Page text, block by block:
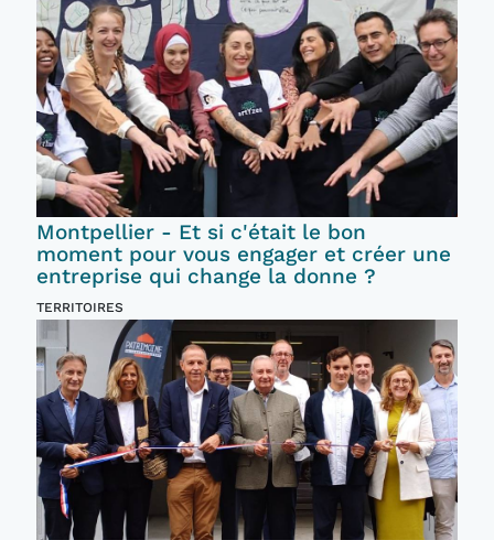
Montpellier - Et si c'était le bon
moment pour vous engager et créer une
entreprise qui change la donne ?
TERRITOIRES